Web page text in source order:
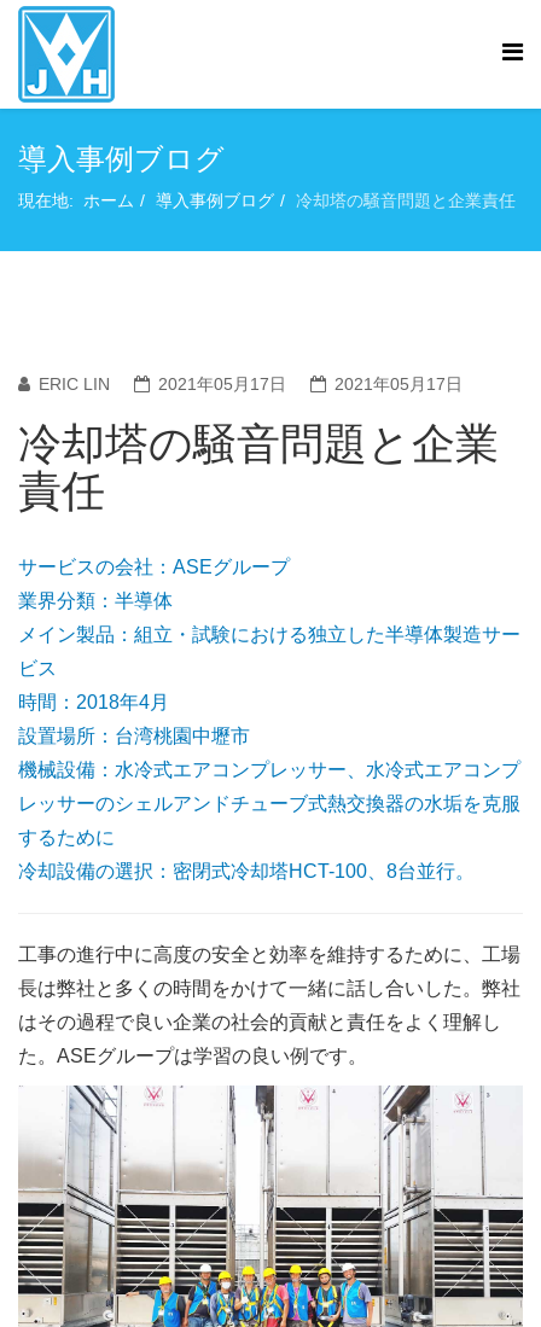
導入事例ブログ
現在地: ホーム 導入事例ブログ 冷却塔の騒音問題と企業責任
ERIC LIN 2021年05月17日 2021年05月17日
冷却塔の騒音問題と企業
責任
サービスの会社：ASEグループ
業界分類：半導体
メイン製品：組立・試験における独立した半導体製造サー
ビス
時間：2018年4月
設置場所：台湾桃園中壢市
機械設備：水冷式エアコンプレッサー、水冷式エアコンプ
レッサーのシェルアンドチューブ式熱交換器の水垢を克服
するために
冷却設備の選択：密閉式冷却塔HCT-100、8台並行。
工事の進行中に高度の安全と効率を維持するために、工場
長は弊社と多くの時間をかけて一緒に話し合いした。弊社
はその過程で良い企業の社会的貢献と責任をよく理解し
た。ASEグループは学習の良い例です。